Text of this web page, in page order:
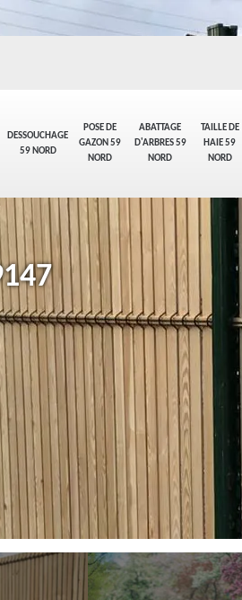
DESSOUCHAGE
59 NORD
POSE DE
GAZON 59
NORD
ABATTAGE
D'ARBRES 59
NORD
TAILLE DE
HAIE 59
NORD